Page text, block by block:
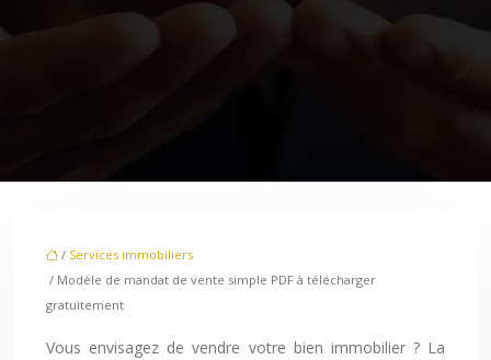
/ Services immobiliers
/ Modèle de mandat de vente simple PDF à télécharger
gratuitement
Vous envisagez de vendre votre bien immobilier ? La